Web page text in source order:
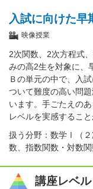
入試に向けた早
映像授業
2次関数、2次方程式
みの高2生を対象に
Ｂの単元の中で、入
ついて難度の高い問
います。手ごたえの
レベルを実感すること
扱う分野：数学Ⅰ（
数、指数関数・対数関
講座レベル